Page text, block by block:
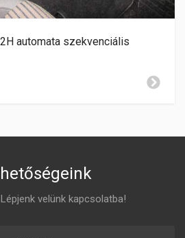
automata szekvenciális
velünk kapcsolatba!